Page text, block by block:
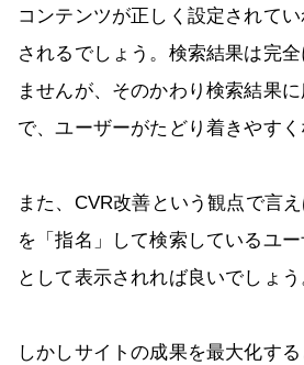
コンテンツが正しく設定されて
されるでしょう。検索結果は完
ませんが、そのかわり検索結果
で、ユーザーがたどり着きやすく
また、CVR改善という観点で言
を「指名」して検索しているユ
として表示されれば良いでしょう
しかしサイトの成果を最大化す